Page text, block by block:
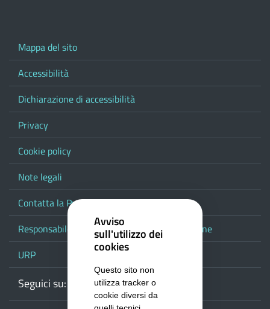
Mappa del sito
Accessibilità
Dichiarazione di accessibilità
Privacy
Cookie policy
Note legali
Contatta la Provincia
Responsabile del procedimento di pubblicazione
URP
Seguici su: WebmailFacebook
Youtube
Avviso
sull'utilizzo dei
cookies
Questo sito non
utilizza tracker o
cookie diversi da